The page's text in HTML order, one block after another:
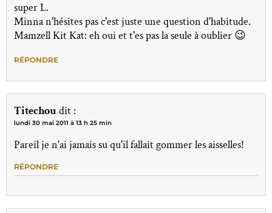
super L.
Minna n'hésites pas c'est juste une question d'habitude.
Mamzell Kit Kat: eh oui et t'es pas la seule à oublier 😉
RÉPONDRE
Titechou dit :
lundi 30 mai 2011 à 13 h 25 min
Pareil je n'ai jamais su qu'il fallait gommer les aisselles!
RÉPONDRE